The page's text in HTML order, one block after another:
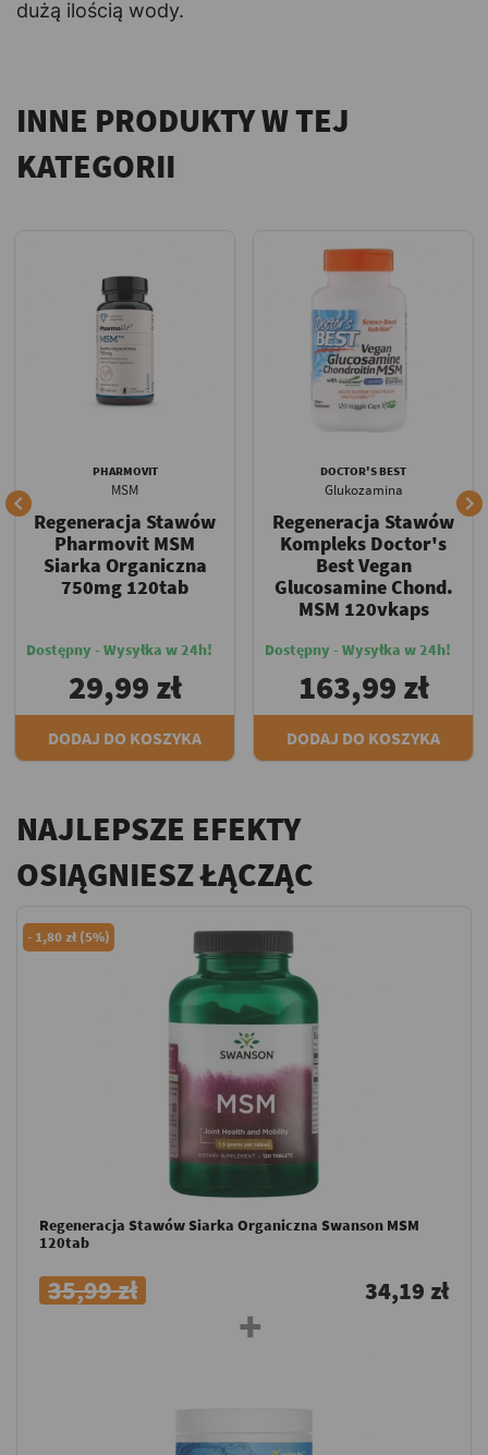
dużą ilością wody.
INNE PRODUKTY W TEJ
KATEGORII

PHARMOVIT
MSM
Regeneracja Stawów
Pharmovit MSM
Siarka Organiczna
750mg 120tab
Dostępny - Wysyłka w 24h!
29,99 zł
DODAJ DO KOSZYKA
DOCTOR'S BEST
Glukozamina
Regeneracja Stawów
Kompleks Doctor's
Best Vegan
Glucosamine Chond.
MSM 120vkaps
Dostępny - Wysyłka w 24h!
163,99 zł
DODAJ DO KOSZYKA

NAJLEPSZE EFEKTY
OSIĄGNIESZ ŁĄCZĄC
- 1,80 zł (5%)
Regeneracja Stawów Siarka Organiczna Swanson MSM
120tab
35,99 zł 34,19 zł